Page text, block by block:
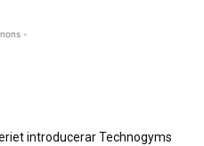
-
introducerar Technogyms